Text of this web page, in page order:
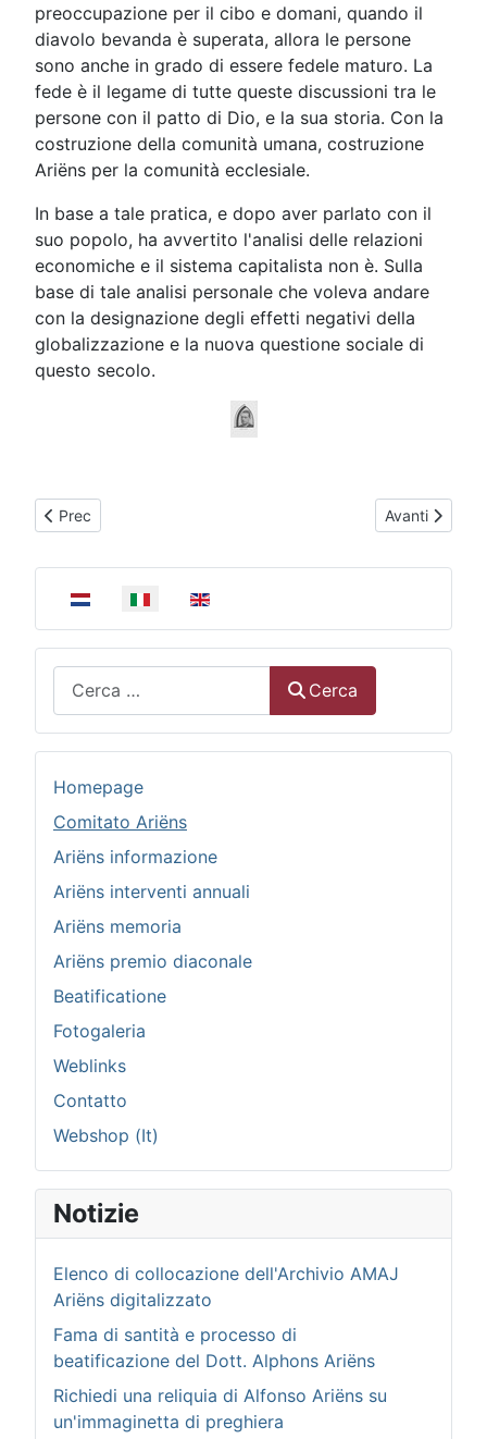
Seleziona la tua lingua
Cerca
Homepage
Comitato Ariëns
Ariëns informazione
Ariëns interventi annuali
Ariëns memoria
Ariëns premio diaconale
Beatificatione
Fotogaleria
Weblinks
Contatto
Webshop (It)
Notizie
Elenco di collocazione dell'Archivio AMAJ
Ariëns digitalizzato
Fama di santità e processo di
beatificazione del Dott. Alphons Ariëns
Richiedi una reliquia di Alfonso Ariëns su
un'immaginetta di preghiera
preoccupazione per il cibo e domani, quando il
diavolo bevanda è superata, allora le persone
sono anche in grado di essere fedele maturo. La
fede è il legame di tutte queste discussioni tra le
persone con il patto di Dio, e la sua storia. Con la
costruzione della comunità umana, costruzione
Ariëns per la comunità ecclesiale.
In base a tale pratica, e dopo aver parlato con il
suo popolo, ha avvertito l'analisi delle relazioni
economiche e il sistema capitalista non è. Sulla
base di tale analisi personale che voleva andare
con la designazione degli effetti negativi della
globalizzazione e la nuova questione sociale di
questo secolo.
Articolo precedente: L'organizzazione di incontri
Prec Articolo
Avanti